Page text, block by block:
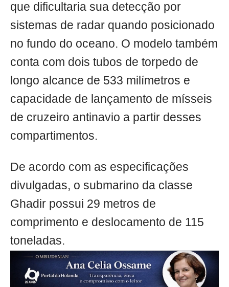
que dificultaria sua detecção por
sistemas de radar quando posicionado
no fundo do oceano. O modelo também
conta com dois tubos de torpedo de
longo alcance de 533 milímetros e
capacidade de lançamento de mísseis
de cruzeiro antinavio a partir desses
compartimentos.
De acordo com as especificações
divulgadas, o submarino da classe
Ghadir possui 29 metros de
comprimento e deslocamento de 115
toneladas.